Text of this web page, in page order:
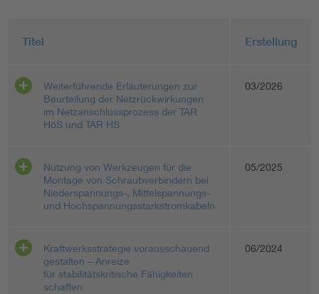
Umwelt- und Naturschutz
Titel Erstellung
Weiterführende Erläuterungen zur
Beurteilung der Netzrückwirkungen
im Netzanschlussprozess der TAR
HöS und TAR HS
03/2026
Nutzung von Werkzeugen für die
Montage von Schraubverbindern bei
Niederspannungs-, Mittelspannungs-
und Hochspannungsstarkstromkabeln
05/2025
Kraftwerksstrategie vorausschauend
gestalten – Anreize
für stabilitätskritische Fähigkeiten
schaffen
06/2024